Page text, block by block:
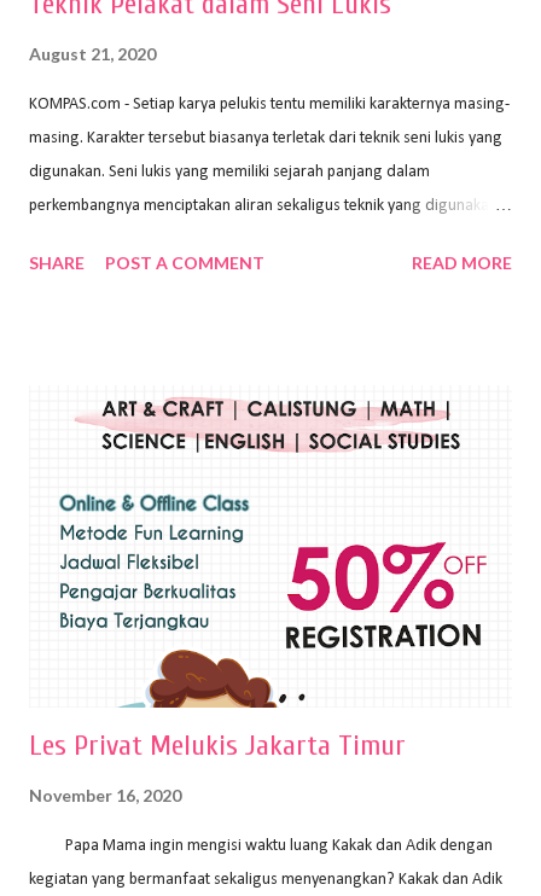
August 21, 2020
KOMPAS.com - Setiap karya pelukis tentu memiliki karakternya masing-
masing. Karakter tersebut biasanya terletak dari teknik seni lukis yang
digunakan. Seni lukis yang memiliki sejarah panjang dalam
perkembangnya menciptakan aliran sekaligus teknik yang digunakan.
Wayan Kun Adnyana, teknik yang berbeda tentunya akan
menggunakan bahan dasar cat air, cat akrilik, atau cat minyak dengan
sapuan warna cat yang tebal. Dengan memberikan sapuan warna
pelukis untuk menghasilkan lukisan yang mempesona dan tentunya
bernilai tinggi. Ciri teknik plakat Ciri-ciri teknik plakat, yaitu: Sapuan
warna yang kental dan tebal. Hasil lukisan menutupi seluruh bagian
medianya Mem...
SHARE POST A COMMENT READ MORE
Les Privat Melukis Jakarta Timur
November 16, 2020
Papa Mama ingin mengisi waktu luang Kakak dan Adik dengan
kegiatan yang bermanfaat sekaligus menyenangkan? Kakak dan Adik